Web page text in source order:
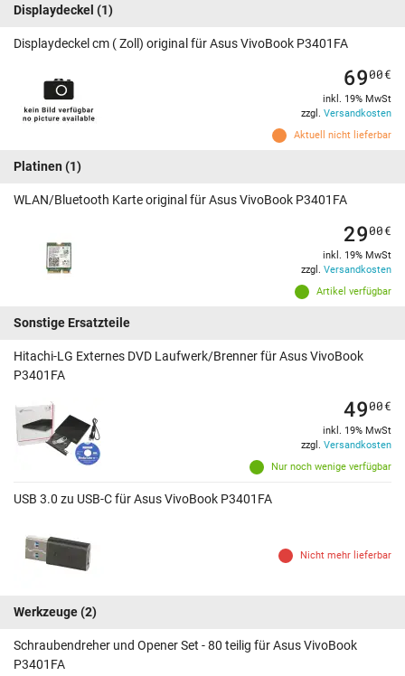
Displaydeckel (1)
Displaydeckel cm ( Zoll) original für Asus VivoBook P3401FA
Aktuell nicht lieferbar
6900€
inkl. 19% MwSt
zzgl. Versandkosten
Platinen (1)
WLAN/Bluetooth Karte original für Asus VivoBook P3401FA
Artikel verfügbar
2900€
inkl. 19% MwSt
zzgl. Versandkosten
Sonstige Ersatzteile
Hitachi-LG Externes DVD Laufwerk/Brenner für Asus VivoBook
P3401FA
Nur noch wenige verfügbar
4900€
inkl. 19% MwSt
zzgl. Versandkosten
USB 3.0 zu USB-C für Asus VivoBook P3401FA
Nicht mehr lieferbar
Werkzeuge(2)
Schraubendreher und Opener Set - 80 teilig für Asus VivoBook
P3401FA